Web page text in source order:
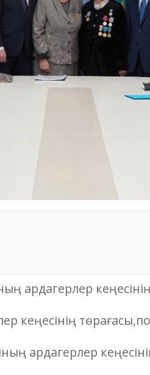
ардагерлер
кеңесінің
ардагерлер